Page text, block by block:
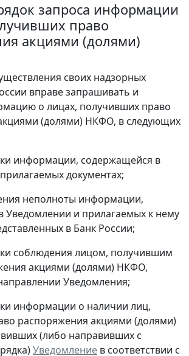
запроса информации
право
акциями (долями)
своих надзорных
вправе запрашивать и
о лицах, получивших право
(долями) НКФО, в следующих
информации, содержащейся в
документах;
неполноты информации,
Уведомлении и прилагаемых к нему
в Банк России;
соблюдения лицом, получившим
акциями (долями) НКФО,
Уведомления;
информации о наличии лиц,
распоряжения акциями (долями)
(либо направивших с
Уведомление в соответствии с